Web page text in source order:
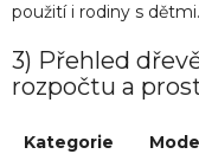
použití i rodiny s dětmi.
3) Přehled
rozpočtu a
Kategorie